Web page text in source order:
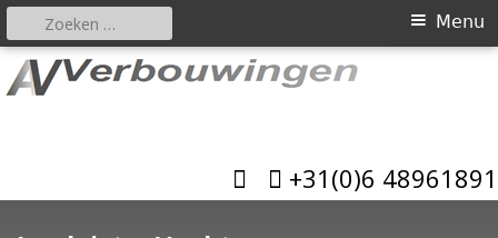
Spring
naar
+31(0)6 48961891
Primair
menu
Menu
Zoeken
naar: